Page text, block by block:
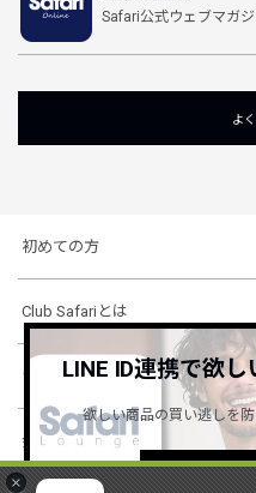
×
Safari公式ウェブマガ
よ
初めての方
Club Safariとは
ショッピングガイド
会社概要・規約
LINE ID連携で欲
欲しい商品の買い逃しを
詳しく